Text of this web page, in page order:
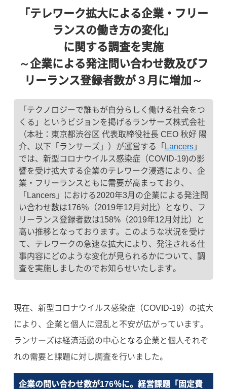
「テレワーク拡大による企業・フリー
ランスの働き方の変化」
に関する調査を実施
～企業による発注問い合わせ数及びフ
リーランス登録者数が３月に増加～
「テクノロジーで誰もが自分らしく働ける社会をつ
くる」というビジョンを掲げるランサーズ株式会社
（本社：東京都渋谷区 代表取締役社長 CEO 秋好 陽
介、以下「ランサーズ」）が運営する「 Lancers」
では、新型コロナウイルス感染症（COVID-19)の影
響を受け拡大する企業のテレワーク浸透により、企
業・フリーランスともに需要が高まっており、
「Lancers」における2020年3月の企業による発注問
い合わせ数は176％（2019年12月対比）となり、フ
リーランス登録者数は158%（2019年12月対比）と
高い推移となっております。このような状況を受け
て、テレワークの急速な拡大により、発注される仕
事内容にどのような変化が見られるかについて、調
査を実施しましたのでお知らせいたします。
現在、新型コロナウイルス感染症（COVID-19）の拡大
により、企業と個人に混乱と不安が広がっています。
ランサーズは経済活動の中心となる企業と個人それぞ
れの需要と課題に対し調査を行いました。
企業の問い合わせ数が176％に。経営課題「固定費